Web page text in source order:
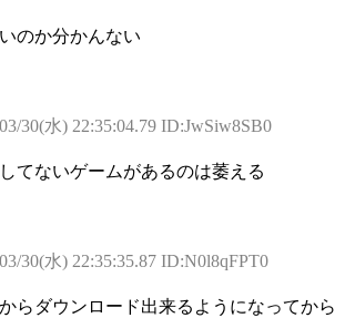
のか分かんない
30(水) 22:35:04.79 ID:JwSiw8SB0
てないゲームがあるのは萎える
30(水) 22:35:35.87 ID:N0l8qFPT0
らダウンロード出来るようになってから